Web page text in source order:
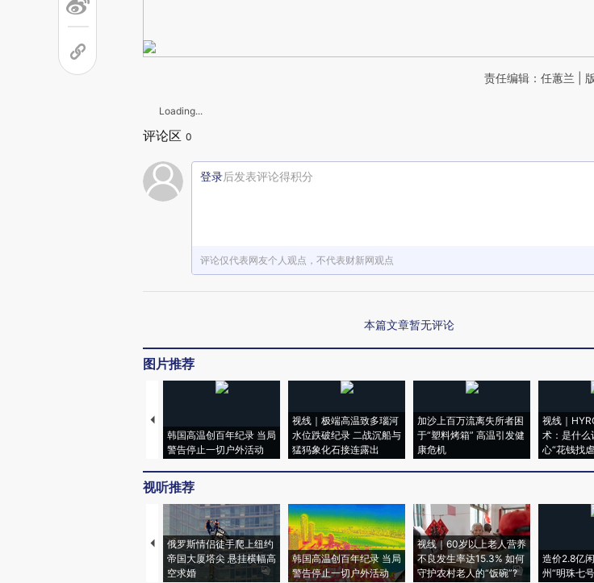
责任编辑：任蕙兰 |
Loading...
评论区 0
登录后发表评论得积分
评论仅代表网友个人观点，不代表财新网观点
本篇文章暂无评论
图片推荐
韩国高温创百年纪录 当局
警告停止一切户外活动
视线｜极端高温致多瑙河
水位跌破纪录 二战沉船与
猛犸象化石接连露出
加沙上百万流离失所者困
于“塑料烤箱” 高温引发健
康危机
视线｜
术：是什么
心“花钱找
视听推荐
俄罗斯情侣徒手爬上纽约
帝国大厦塔尖 悬挂横幅高
空求婚
韩国高温创百年纪录 当局
警告停止一切户外活动
视线｜60岁以上老人营养
不良发生率达15.3% 如何
守护农村老人的“饭碗”?
造价2.8亿
州“明珠七